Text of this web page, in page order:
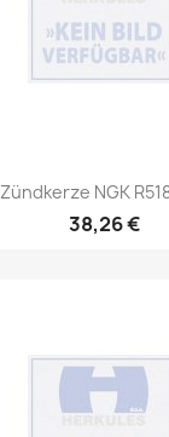
Zündkerze NGK
38,26 €